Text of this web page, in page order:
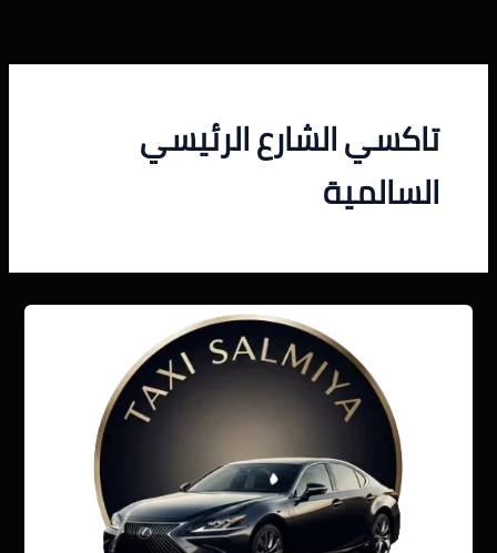
المحتوى
تاكسي الشارع الرئيسي
السالمية